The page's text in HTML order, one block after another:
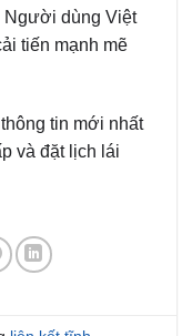
Người dùng Việt
tiến mạnh mẽ
tin mới nhất
và đặt lịch lái